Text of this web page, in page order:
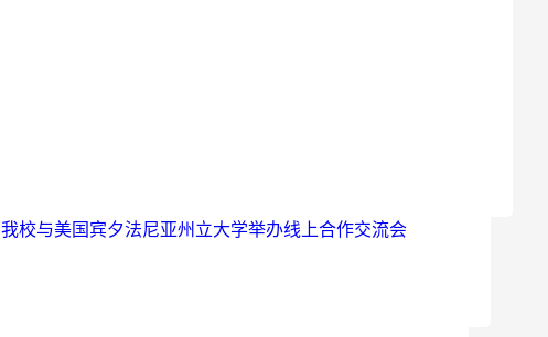
我校与美国宾夕法尼亚州立大学举办线上合作交流会